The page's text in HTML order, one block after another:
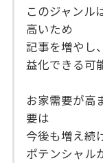
このジャンル
高いため
記事を増やし
益化できる可
お家需要が高
要は
今後も増え続
ポテンシャル